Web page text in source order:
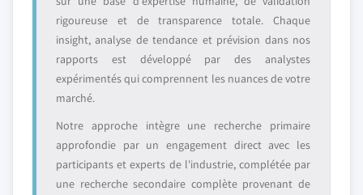
rigoureuse et de transparence totale. Chaque
insight, analyse de tendance et prévision dans nos
rapports est développé par des analystes
expérimentés qui comprennent les nuances de votre
marché.
Notre approche intègre une recherche primaire
approfondie par un engagement direct avec les
participants et experts de l'industrie, complétée par
une recherche secondaire complète provenant de